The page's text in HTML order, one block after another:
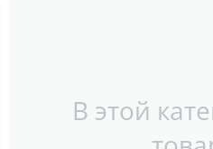
В этой